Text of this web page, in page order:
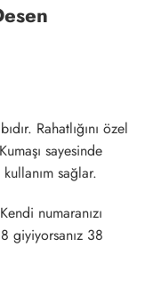
Rahatlığını özel
sayesinde
sağlar.
numaranızı
giyiyorsanız 38